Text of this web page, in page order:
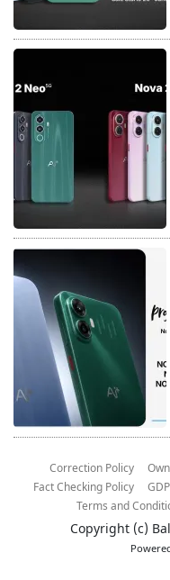
Correction Policy
Fact Checking Policy
Terms and
Copyright (c)